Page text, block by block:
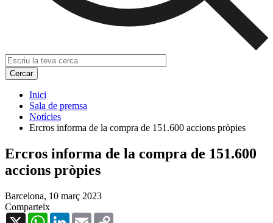
Inici
Sala de premsa
Notícies
Ercros informa de la compra de 151.600 accions pròpies
Ercros informa de la compra de 151.600
accions pròpies
Barcelona, 10 març 2023
Comparteix
X
WhatsAppLinkedInEmail